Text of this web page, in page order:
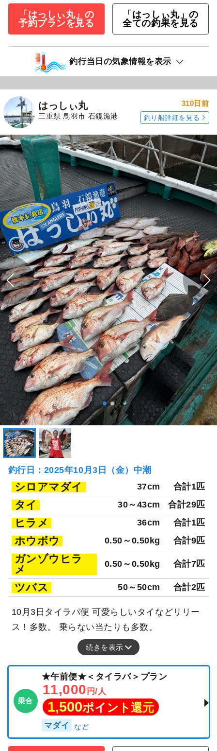
「はっしぃ丸」の
予約プランを見る
「はっしぃ丸」の
全ての釣果を見る
釣行当日の気象情報を表示
はっしぃ丸
三重県 鳥羽市 石鏡漁港
310日前
釣り船詳細を見る
釣行日：2025年10月3日（金）中潮
シロアマダイ 37cm 合計1匹
タイ 30～43cm 合計29匹
ヒラメ 36cm 合計1匹
ホウボウ 0.50～0.50kg 合計9匹
ガンゾウヒラ
メ
0.50～0.50kg 合計7匹
ツバス 50～50cm 合計2匹
10月3日タイラバ便 可愛らしいタイなどリリー
ス！多数。 乗らない当たりも多数。
続きを表示
乗合
★午前便★＜タイラバ＞プラン
11,000 円/人
1,500ポイント還元
マダイ